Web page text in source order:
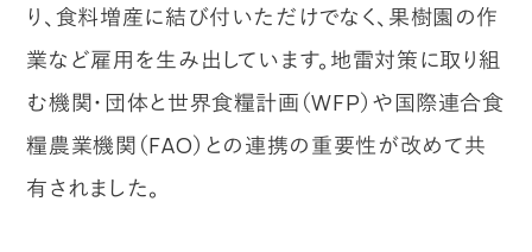
り、食料増産に結び付いただけでなく、果樹園の作
業など雇用を生み出しています。地雷対策に取り組
む機関・団体と世界食糧計画（WFP）や国際連合食
糧農業機関（FAO）との連携の重要性が改めて共
有されました。